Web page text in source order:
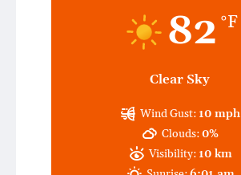
82 °F
Clear Sky
Wind Gust: 10 mph
Clouds:0%
Visibility: 10 km